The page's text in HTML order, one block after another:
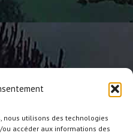
nous utilisons des technologies
accéder aux informations des